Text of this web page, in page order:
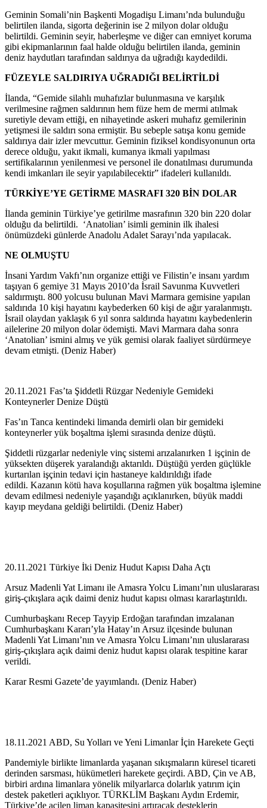
Geminin Somali’nin Başkenti Mogadişu Limanı’nda bulunduğu
belirtilen ilanda, sigorta değerinin ise 2 milyon dolar olduğu
belirtildi. Geminin seyir, haberleşme ve diğer can emniyet koruma
gibi ekipmanlarının faal halde olduğu belirtilen ilanda, geminin
deniz haydutları tarafından saldırıya da uğradığı kaydedildi.
FÜZEYLE SALDIRIYA UĞRADIĞI BELİRTİLDİ
İlanda, “Gemide silahlı muhafızlar bulunmasına ve karşılık
verilmesine rağmen saldırının hem füze hem de mermi atılmak
suretiyle devam ettiği, en nihayetinde askeri muhafız gemilerinin
yetişmesi ile saldırı sona ermiştir. Bu sebeple satışa konu gemide
saldırıya dair izler mevcuttur. Geminin fiziksel kondisyonunun orta
derece olduğu, yakıt ikmali, kumanya ikmali yapılması
sertifikalarının yenilenmesi ve personel ile donatılması durumunda
kendi imkanları ile seyir yapılabilecektir” ifadeleri kullanıldı.
TÜRKİYE’YE GETİRME MASRAFI 320 BİN DOLAR
İlanda geminin Türkiye’ye getirilme masrafının 320 bin 220 dolar
olduğu da belirtildi. ‘Anatolian’ isimli geminin ilk ihalesi
önümüzdeki günlerde Anadolu Adalet Sarayı’nda yapılacak.
NE OLMUŞTU
İnsani Yardım Vakfı’nın organize ettiği ve Filistin’e insanı yardım
taşıyan 6 gemiye 31 Mayıs 2010’da İsrail Savunma Kuvvetleri
saldırmıştı. 800 yolcusu bulunan Mavi Marmara gemisine yapılan
saldırıda 10 kişi hayatını kaybederken 60 kişi de ağır yaralanmıştı.
İsrail olaydan yaklaşık 6 yıl sonra saldırıda hayatını kaybedenlerin
ailelerine 20 milyon dolar ödemişti. Mavi Marmara daha sonra
‘Anatolian’ ismini almış ve yük gemisi olarak faaliyet sürdürmeye
devam etmişti. (Deniz Haber)
20.11.2021 Fas’ta Şiddetli Rüzgar Nedeniyle Gemideki
Konteynerler Denize Düştü
Fas’ın Tanca kentindeki limanda demirli olan bir gemideki
konteynerler yük boşaltma işlemi sırasında denize düştü.
Şiddetli rüzgarlar nedeniyle vinç sistemi arızalanırken 1 işçinin de
yüksekten düşerek yaralandığı aktarıldı. Düştüğü yerden güçlükle
kurtarılan işçinin tedavi için hastaneye kaldırıldığı ifade
edildi. Kazanın kötü hava koşullarına rağmen yük boşaltma işlemine
devam edilmesi nedeniyle yaşandığı açıklanırken, büyük maddi
kayıp meydana geldiği belirtildi. (Deniz Haber)
20.11.2021 Türkiye İki Deniz Hudut Kapısı Daha Açtı
Arsuz Madenli Yat Limanı ile Amasra Yolcu Limanı’nın uluslararası
giriş-çıkışlara açık daimi deniz hudut kapısı olması kararlaştırıldı.
Cumhurbaşkanı Recep Tayyip Erdoğan tarafından imzalanan
Cumhurbaşkanı Kararı’yla Hatay’ın Arsuz ilçesinde bulunan
Madenli Yat Limanı’nın ve Amasra Yolcu Limanı’nın uluslararası
giriş-çıkışlara açık daimi deniz hudut kapısı olarak tespitine karar
verildi.
Karar Resmi Gazete’de yayımlandı. (Deniz Haber)
18.11.2021 ABD, Su Yolları ve Yeni Limanlar İçin Harekete Geçti
Pandemiyle birlikte limanlarda yaşanan sıkışmaların küresel ticareti
derinden sarsması, hükümetleri harekete geçirdi. ABD, Çin ve AB,
birbiri ardına limanlara yönelik milyarlarca dolarlık yatırım için
destek paketleri açıklıyor. TÜRKLİM Başkanı Aydın Erdemir,
Türkiye’de acilen liman kapasitesini artıracak desteklerin